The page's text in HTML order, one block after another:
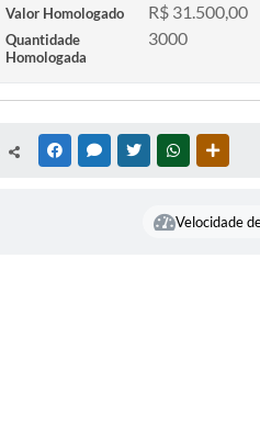
Valor Homologado R$ 31.500,00
Quantidade
Homologada
3000
FACEBOOKMESSENGER
TWITTERWHATSAPP
Velocidade